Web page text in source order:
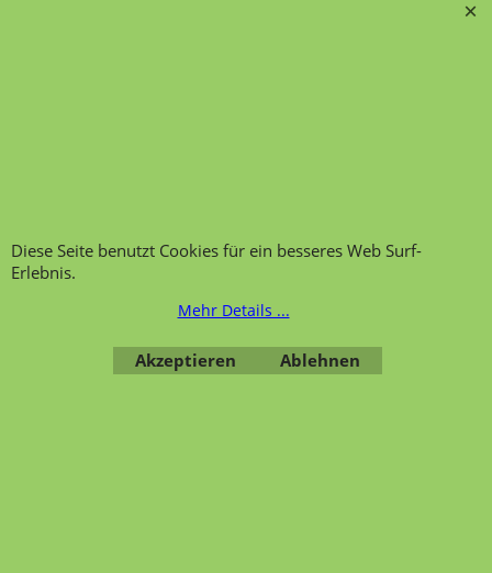
Datenschutz
Diese Seite benutzt Cookies für ein besseres Web Surf-
Erlebnis.
Mehr Details ...
Akzeptieren Ablehnen